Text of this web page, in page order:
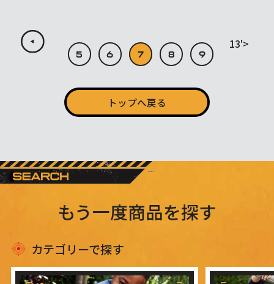
5 6 7 8 9
13'>
トップへ戻る
もう一度商品を探す
カテゴリーで探す